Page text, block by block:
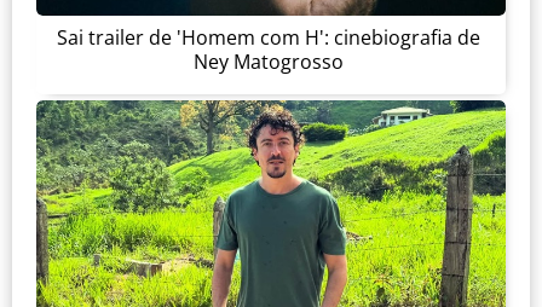
Sai trailer de 'Homem com H': cinebiografia de
Ney Matogrosso